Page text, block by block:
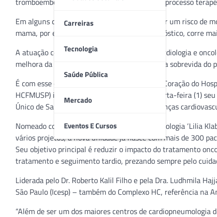
Carreiras
Tecnologia
Saúde Pública
Mercado
Eventos E Cursos
Em alguns casos, as decorrências podem gerar um risco de
mama, por exemplo, oito anos após seu diagnóstico, corre
A atuação conjunta entre as disciplinas de cardiologia e
melhora da qualidade de vida e no aumento da sobrevida do
É com esse objetivo que o InCor (Instituto do Coração do
HCFMUSP) inaugurou oficialmente nesta quarta-feira (1)
Único de Saúde (SUS), no tratamento das doenças
Nomeado como Unidade Clínica de Cardio-oncologia ‘Lilia
vários projetos, a nova unidade já nasce com mais de 300
Seu objetivo principal é reduzir o impacto do tratamento
tratamento e seguimento tardio, prezando sempre pelo
Liderada pelo Dr. Roberto Kalil Filho e pela Dra. Ludhmila
São Paulo (Icesp) – também do Complexo HC, referência
“Além de ser um dos maiores centros de